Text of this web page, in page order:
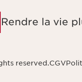
Rendre la vie
reserved.CGV